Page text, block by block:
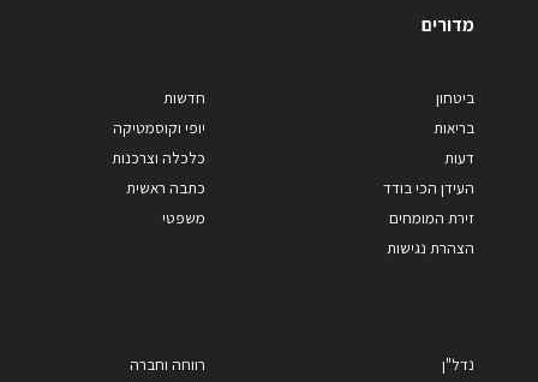
מדורים
ביטחון
בריאות
דעות
העידן הכי בודד
זירת המומחים
הצהרת נגישות
חדשות
יופי וקוסמטיקה
כלכלה וצרכנות
כתבה ראשית
משפטי
נדל"ן
רווחה וחברה